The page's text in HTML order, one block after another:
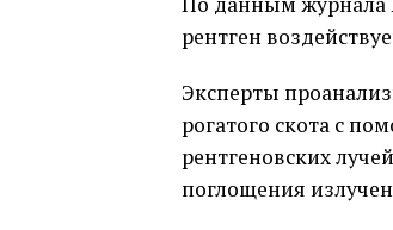
рентген
Эксперты
рогатого скота с
рентгеновских
поглощения